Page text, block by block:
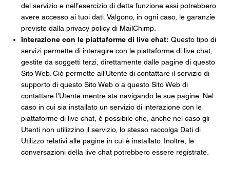
del servizio e nell’esercizio di detta funzione essi potrebbero
avere accesso ai tuoi dati. Valgono, in ogni caso, le garanzie
previste dalla privacy policy di MailChimp.
Interazione con le piattaforme di live chat: Questo tipo di
servizi permette di interagire con le piattaforme di live chat,
gestite da soggetti terzi, direttamente dalle pagine di questo
Sito Web. Ciò permette all’Utente di contattare il servizio di
supporto di questo Sito Web o a questo Sito Web di
contattare l’Utente mentre sta navigando le sue pagine. Nel
caso in cui sia installato un servizio di interazione con le
piattaforme di live chat, è possibile che, anche nel caso gli
Utenti non utilizzino il servizio, lo stesso raccolga Dati di
Utilizzo relativi alle pagine in cui è installato. Inoltre, le
conversazioni della live chat potrebbero essere registrate.